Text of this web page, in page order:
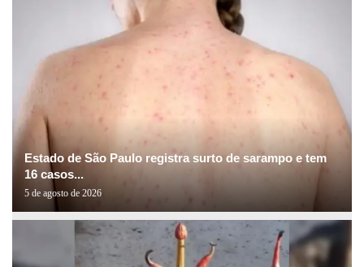
Estado de São Paulo registra surto de sarampo e tem
16 casos...
5 de agosto de 2026